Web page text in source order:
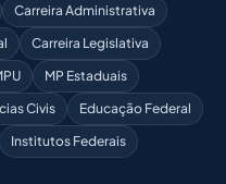
Carreira Administrativa
Carreira Legislativa
MP Estaduais
Civis
Educação Federal
Institutos Federais